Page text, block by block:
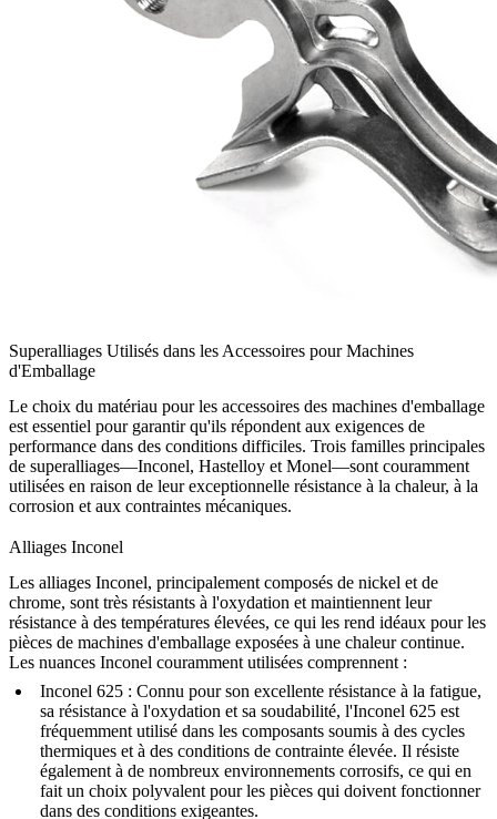
Superalliages Utilisés dans les Accessoires pour Machines
d'Emballage
Le choix du matériau pour les accessoires des machines d'emballage
est essentiel pour garantir qu'ils répondent aux exigences de
performance dans des conditions difficiles. Trois familles principales
de superalliages—Inconel, Hastelloy et Monel—sont couramment
utilisées en raison de leur exceptionnelle résistance à la chaleur, à la
corrosion et aux contraintes mécaniques.
Alliages Inconel
Les alliages Inconel, principalement composés de nickel et de
chrome, sont très résistants à l'oxydation et maintiennent leur
résistance à des températures élevées, ce qui les rend idéaux pour les
pièces de machines d'emballage exposées à une chaleur continue.
Les nuances Inconel couramment utilisées comprennent :
Inconel 625 : Connu pour son excellente résistance à la fatigue,
sa résistance à l'oxydation et sa soudabilité, l'Inconel 625 est
fréquemment utilisé dans les composants soumis à des cycles
thermiques et à des conditions de contrainte élevée. Il résiste
également à de nombreux environnements corrosifs, ce qui en
fait un choix polyvalent pour les pièces qui doivent fonctionner
dans des conditions exigeantes.